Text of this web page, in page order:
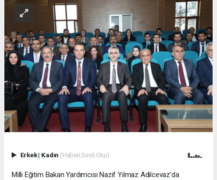
Erkek| Kadın (Haberi Sesli Oku)
Milli Eğitim Bakan Yardımcısı Nazif Yılmaz Adilcevaz’da